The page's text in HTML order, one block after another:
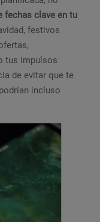
fechas clave en tu
festivos
tus impulsos
de evitar que te
incluso